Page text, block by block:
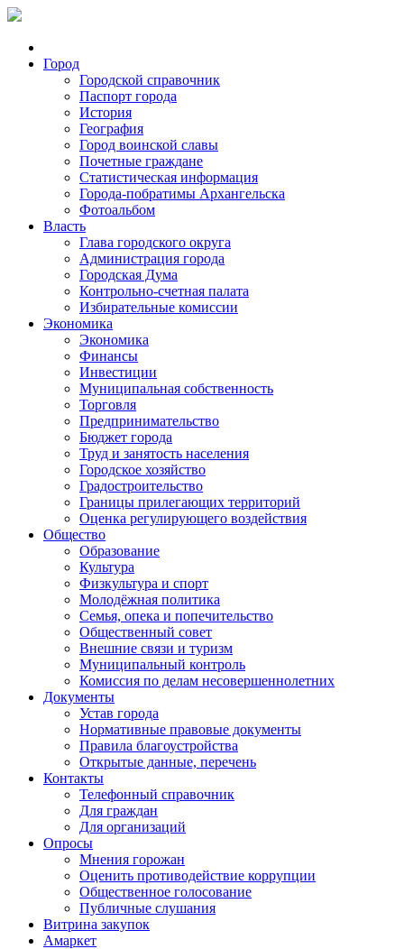
Город
Городской справочник
Паспорт города
История
География
Город воинской славы
Почетные граждане
Статистическая информация
Города-побратимы Архангельска
Фотоальбом
Власть
Глава городского округа
Администрация города
Городская Дума
Контрольно-счетная палата
Избирательные комиссии
Экономика
Экономика
Финансы
Инвестиции
Муниципальная собственность
Торговля
Предпринимательство
Бюджет города
Труд и занятость населения
Городское хозяйство
Градостроительство
Границы прилегающих территорий
Оценка регулирующего воздействия
Общество
Образование
Культура
Физкультура и спорт
Молодёжная политика
Семья, опека и попечительство
Общественный совет
Внешние связи и туризм
Муниципальный контроль
Комиссия по делам несовершеннолетних
Документы
Устав города
Нормативные правовые документы
Правила благоустройства
Открытые данные, перечень
Контакты
Телефонный справочник
Для граждан
Для организаций
Опросы
Мнения горожан
Оценить противодействие коррупции
Общественное голосование
Публичные слушания
Витрина закупок
Амаркет